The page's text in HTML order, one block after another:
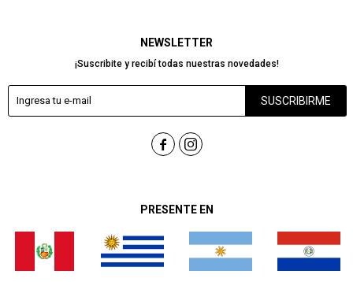
PRESENTE EN
NEWSLETTER
¡Suscribite y recibí todas nuestras novedades!
SUSCRIBIRME
 